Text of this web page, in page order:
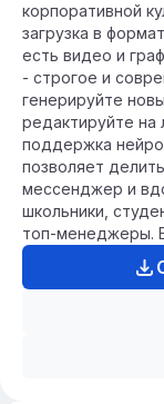
корпоративной
загрузка в
есть видео и
- строгое и
генерируйте
редактируйте на
поддержка
позволяет
мессенджер и
школьники,
топ-менеджеры.